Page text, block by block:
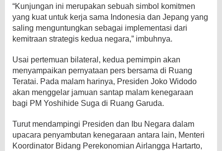
“Kunjungan ini merupakan sebuah simbol komitmen
yang kuat untuk kerja sama Indonesia dan Jepang yang
saling menguntungkan sebagai implementasi dari
kemitraan strategis kedua negara,” imbuhnya.
Usai pertemuan bilateral, kedua pemimpin akan
menyampaikan pernyataan pers bersama di Ruang
Teratai. Pada malam harinya, Presiden Joko Widodo
akan menggelar jamuan santap malam kenegaraan
bagi PM Yoshihide Suga di Ruang Garuda.
Turut mendampingi Presiden dan Ibu Negara dalam
upacara penyambutan kenegaraan antara lain, Menteri
Koordinator Bidang Perekonomian Airlangga Hartarto,